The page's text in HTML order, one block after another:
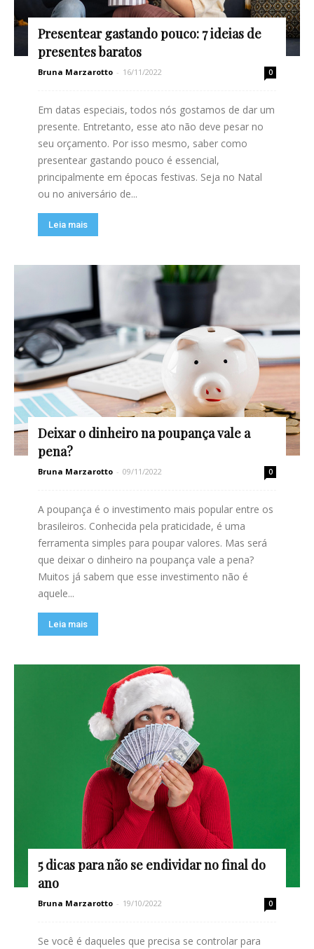
Presentear gastando pouco: 7 ideias de
presentes baratos
Bruna Marzarotto - 16/11/2022 0
Em datas especiais, todos nós gostamos de dar um
presente. Entretanto, esse ato não deve pesar no
seu orçamento. Por isso mesmo, saber como
presentear gastando pouco é essencial,
principalmente em épocas festivas. Seja no Natal
ou no aniversário de...
Leia mais
Deixar o dinheiro na poupança vale a
pena?
Bruna Marzarotto - 09/11/2022 0
A poupança é o investimento mais popular entre os
brasileiros. Conhecida pela praticidade, é uma
ferramenta simples para poupar valores. Mas será
que deixar o dinheiro na poupança vale a pena?
Muitos já sabem que esse investimento não é
aquele...
Leia mais
5 dicas para não se endividar no final do
ano
Bruna Marzarotto - 19/10/2022 0
Se você é daqueles que precisa se controlar para